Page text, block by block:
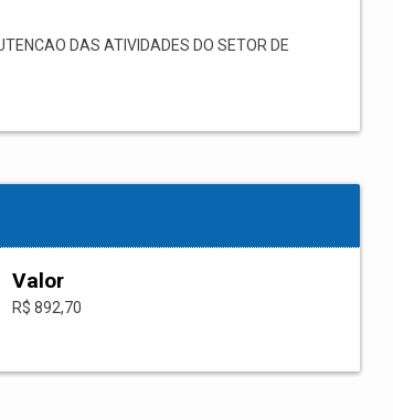
DAS ATIVIDADES DO SETOR DE
Valor
R$ 892,70